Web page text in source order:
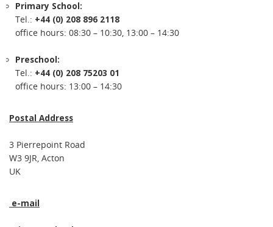
Primary School:
Tel.: +44 (0) 208 896 2118
office hours: 08:30 – 10:30, 13:00 – 14:30
Preschool:
Tel.: +44 (0) 208 75203 01
office hours: 13:00 – 14:30
Postal Address
3 Pierrepoint Road
W3 9JR, Acton
UK
e-mail